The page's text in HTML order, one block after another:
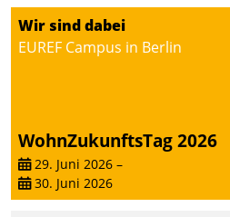
Wir sind dabei
EUREF Campus in Berlin
WohnZukunftsTag 2026
29. Juni 2026 –
30. Juni 2026